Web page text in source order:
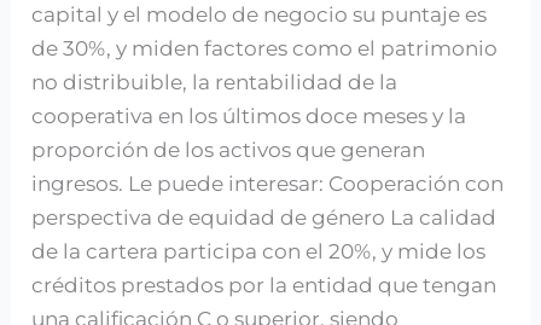
capital y el modelo de negocio su puntaje es
de 30%, y miden factores como el patrimonio
no distribuible, la rentabilidad de la
cooperativa en los últimos doce meses y la
proporción de los activos que generan
ingresos. Le puede interesar: Cooperación con
perspectiva de equidad de género La calidad
de la cartera participa con el 20%, y mide los
créditos prestados por la entidad que tengan
una calificación C o superior, siendo